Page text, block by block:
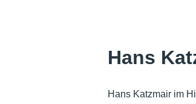
Hans
Hans Katzmair im